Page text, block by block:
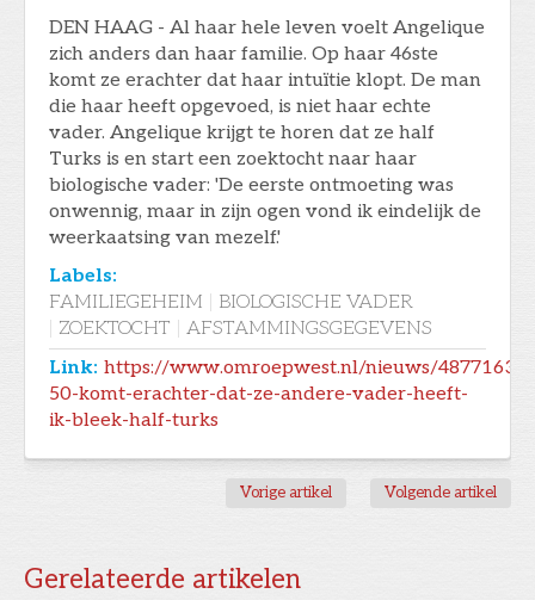
DEN HAAG - Al haar hele leven voelt Angelique
zich anders dan haar familie. Op haar 46ste
komt ze erachter dat haar intuïtie klopt. De man
die haar heeft opgevoed, is niet haar echte
vader. Angelique krijgt te horen dat ze half
Turks is en start een zoektocht naar haar
biologische vader: 'De eerste ontmoeting was
onwennig, maar in zijn ogen vond ik eindelijk de
weerkaatsing van mezelf.'
Labels:
FAMILIEGEHEIM
BIOLOGISCHE VADER
ZOEKTOCHT
AFSTAMMINGSGEGEVENS
Link: https://www.omroepwest.nl/nieuws/4877163/
50-komt-erachter-dat-ze-andere-vader-heeft-
ik-bleek-half-turks
Vorige artikel Volgende artikel
Gerelateerde artikelen